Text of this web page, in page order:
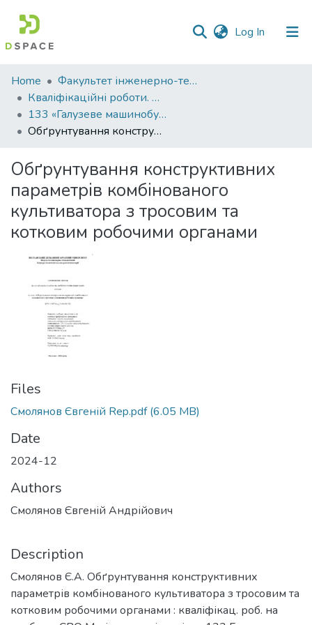
Log In (current)
Communities
&
Collections
All of DSpace
Statistics
Home
Факультет інженерно-технологічний
Кваліфікаційні роботи. Факультет інженерно-технологічний
133 «Галузеве машинобудування» - Магістри 2024-2025
Обґрунтування конструктивних параметрів комбінованого культиватора з тросовим та котковим робочими органами
Обґрунтування конструктивних
параметрів комбінованого
культиватора з тросовим та
котковим робочими органами
Files
Смолянов Євгеній Rep.pdf(6.05 MB)
Date
2024-12
Authors
Смолянов Євгеній Андрійович
Description
Смолянов Є.А. Обґрунтування конструктивних
параметрів комбінованого культиватора з тросовим та
котковим робочими органами : кваліфікац. роб. на